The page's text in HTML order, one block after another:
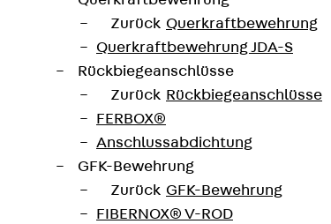
Zurück Querkraftbewehrung
Querkraftbewehrung JDA-S
Rückbiegeanschlüsse
Zurück Rückbiegeanschlüsse
FERBOX®
Anschlussabdichtung
GFK-Bewehrung
Zurück GFK-Bewehrung
FIBERNOX® V-ROD